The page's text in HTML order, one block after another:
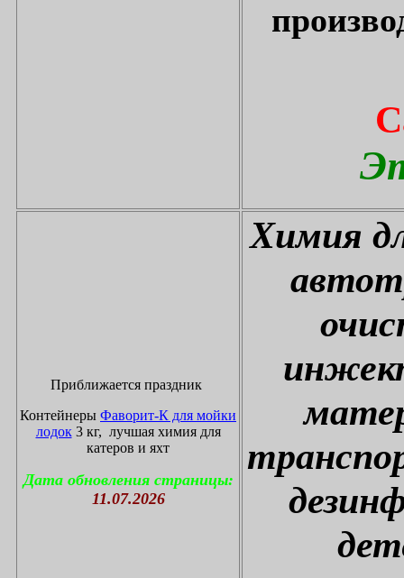
Приближается праздник
Контейнеры Фаворит-К для мойки
лодок3 кг, лучшая химия для
катеров и яхт
Дата обновления страницы:
11.07.2026
Химия